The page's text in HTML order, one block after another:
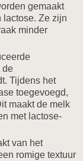
gemaakt
lactose. Ze zijn
minder
de
Tijdens het
toegevoegd,
maakt de melk
met lactose-
van het
romige textuur